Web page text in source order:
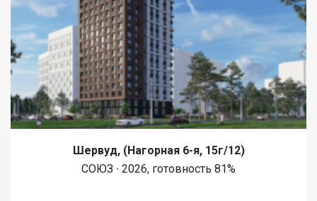
Шервуд, (Нагорная 6-я, 15г/12)
СОЮЗ ∙ 2026, готовность 81%